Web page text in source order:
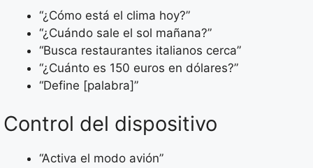
“¿Cómo está el clima hoy?”
“¿Cuándo sale el sol mañana?”
“Busca restaurantes italianos cerca”
“¿Cuánto es 150 euros en dólares?”
“Define [palabra]”
Control del dispositivo
“Activa el modo avión”